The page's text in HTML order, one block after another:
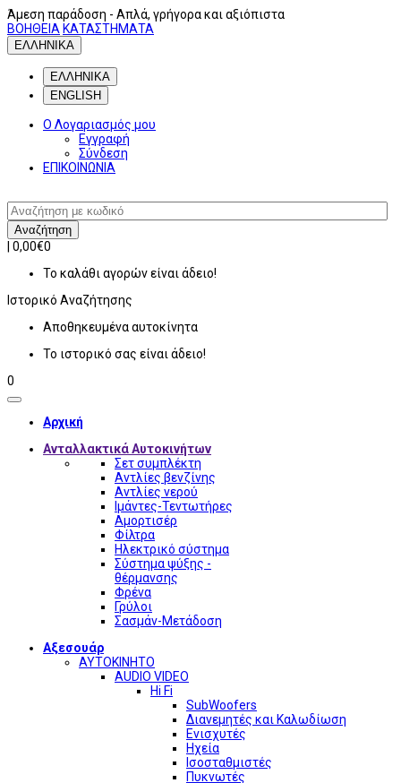
Άμεση παράδοση - Απλά, γρήγορα και αξιόπιστα
ΒΟΗΘΕΙΑ ΚΑΤΑΣΤΗΜΑΤΑ
ΕΛΛΗΝΙΚΑ
ΕΛΛΗΝΙΚΑ
ENGLISH
Ο Λογαριασμός μου
Εγγραφή
Σύνδεση
ΕΠΙΚΟΙΝΩΝΙΑ
Αναζήτηση
0,00€0
Το καλάθι αγορών είναι άδειο!
Ιστορικό Αναζήτησης
Αποθηκευμένα αυτοκίνητα
Το ιστορικό σας είναι άδειο!
0
Αρχική
Ανταλλακτικά Αυτοκινήτων
Σετ συμπλέκτη
Αντλίες βενζίνης
Αντλίες νερού
Ιμάντες-Τεντωτήρες
Αμορτισέρ
Φίλτρα
Ηλεκτρικό σύστημα
Σύστημα ψύξης -
θέρμανσης
Φρένα
Γρύλοι
Σασμάν-Μετάδοση
Αξεσουάρ
ΑΥΤΟΚΙΝΗΤΟ
AUDIO VIDEO
Hi Fi
SubWoofers
Διανεμητές και Καλωδίωση
Ενισχυτές
Ηχεία
Ισοσταθμιστές
Πυκνωτές